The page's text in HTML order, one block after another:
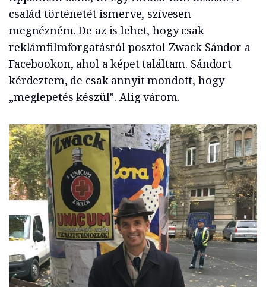
család történetét ismerve, szívesen
megnézném. De az is lehet, hogy csak
reklámfilmforgatásról posztol Zwack Sándor a
Facebookon, ahol a képet találtam. Sándort
kérdeztem, de csak annyit mondott, hogy
„meglepetés készül”. Alig várom.